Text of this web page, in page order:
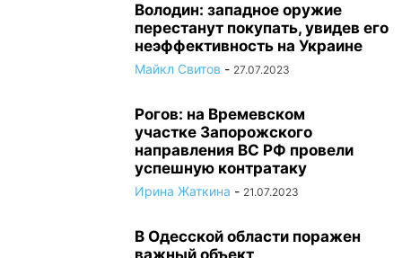
Володин: западное оружие
перестанут покупать, увидев его
неэффективность на Украине
Майкл Свитов - 27.07.2023
Рогов: на Времевском
участке Запорожского
направления ВС РФ провели
успешную контратаку
Ирина Жаткина - 21.07.2023
В Одесской области поражен
важный объект